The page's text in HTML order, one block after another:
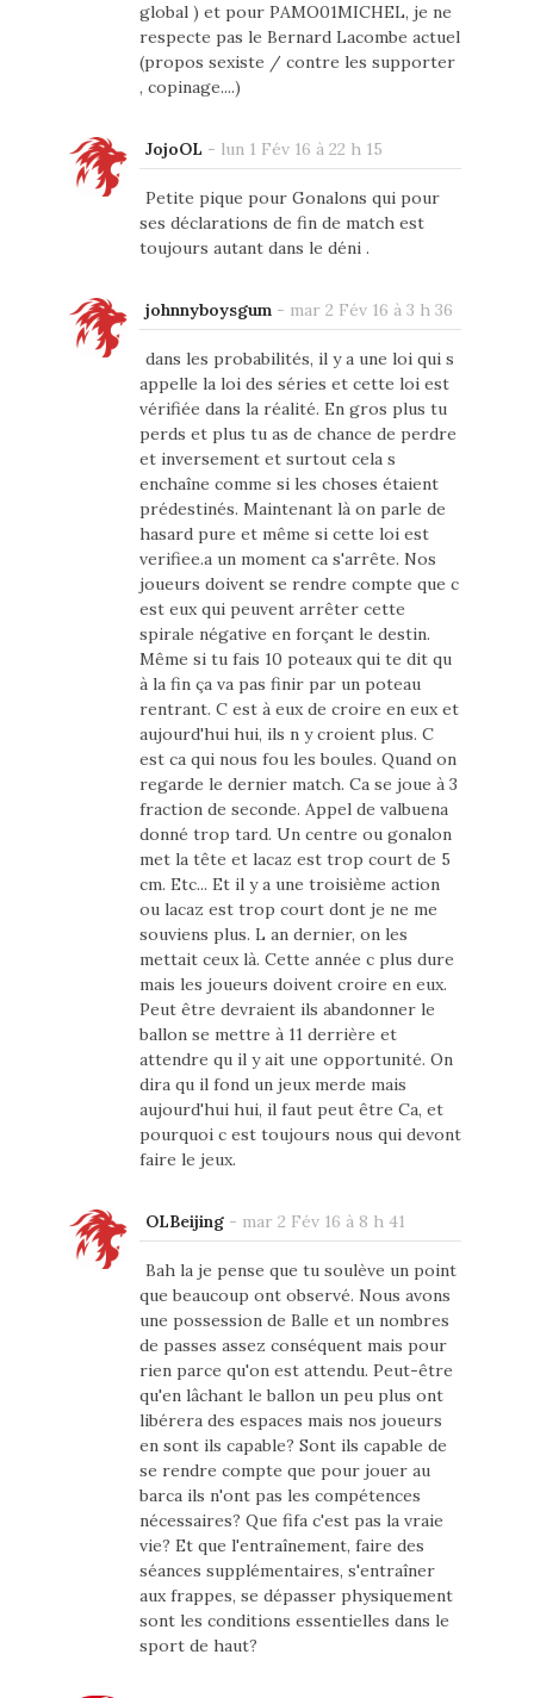
global ) et pour PAMO01MICHEL, je ne
respecte pas le Bernard Lacombe actuel
(propos sexiste / contre les supporter
, copinage....)
JojoOL - lun 1 Fév 16 à 22 h 15
Petite pique pour Gonalons qui pour
ses déclarations de fin de match est
toujours autant dans le déni .
johnnyboysgum- mar 2 Fév 16 à 3 h 36
dans les probabilités, il y a une loi qui s
appelle la loi des séries et cette loi est
vérifiée dans la réalité. En gros plus tu
perds et plus tu as de chance de perdre
et inversement et surtout cela s
enchaîne comme si les choses étaient
prédestinés. Maintenant là on parle de
hasard pure et même si cette loi est
verifiee.a un moment ca s'arrête. Nos
joueurs doivent se rendre compte que c
est eux qui peuvent arrêter cette
spirale négative en forçant le destin.
Même si tu fais 10 poteaux qui te dit qu
à la fin ça va pas finir par un poteau
rentrant. C est à eux de croire en eux et
aujourd'hui hui, ils n y croient plus. C
est ca qui nous fou les boules. Quand on
regarde le dernier match. Ca se joue à 3
fraction de seconde. Appel de valbuena
donné trop tard. Un centre ou gonalon
met la tête et lacaz est trop court de 5
cm. Etc... Et il y a une troisième action
ou lacaz est trop court dont je ne me
souviens plus. L an dernier, on les
mettait ceux là. Cette année c plus dure
mais les joueurs doivent croire en eux.
Peut être devraient ils abandonner le
ballon se mettre à 11 derrière et
attendre qu il y ait une opportunité. On
dira qu il fond un jeux merde mais
aujourd'hui hui, il faut peut être Ca, et
pourquoi c est toujours nous qui devont
faire le jeux.
OLBeijing- mar 2 Fév 16 à 8 h 41
Bah la je pense que tu soulève un point
que beaucoup ont observé. Nous avons
une possession de Balle et un nombres
de passes assez conséquent mais pour
rien parce qu'on est attendu. Peut-être
qu'en lâchant le ballon un peu plus ont
libérera des espaces mais nos joueurs
en sont ils capable? Sont ils capable de
se rendre compte que pour jouer au
barca ils n'ont pas les compétences
nécessaires? Que fifa c'est pas la vraie
vie? Et que l'entraînement, faire des
séances supplémentaires, s'entraîner
aux frappes, se dépasser physiquement
sont les conditions essentielles dans le
sport de haut?